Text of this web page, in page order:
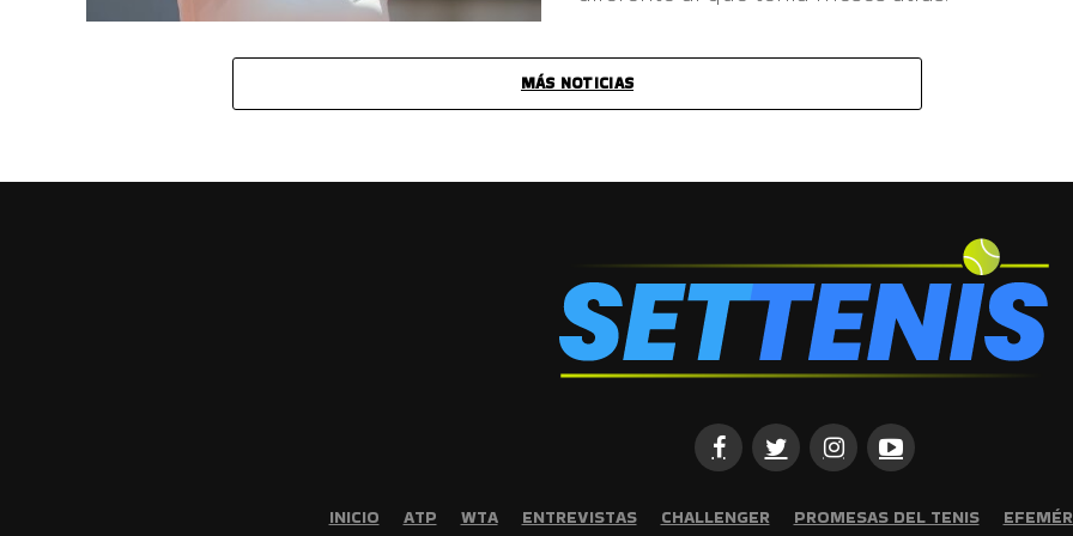
MÁS NOTICIAS
INICIO ATP WTA ENTREVISTAS CHALLENGER PROMESAS DEL TENIS